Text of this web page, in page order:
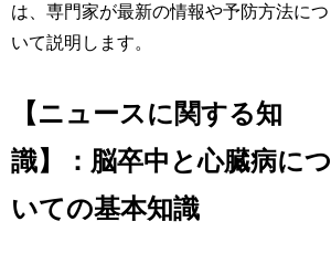
は、専門家が最新の情報や予防方法につ
いて説明します。
【ニュースに関する知
識】：脳卒中と心臓病につ
いての基本知識